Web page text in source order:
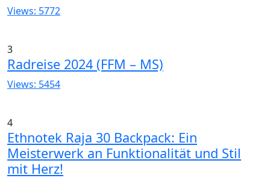
Views: 5772
3
Radreise 2024 (FFM – MS)
Views: 5454
4
Ethnotek Raja 30 Backpack: Ein
Meisterwerk an Funktionalität und Stil
mit Herz!